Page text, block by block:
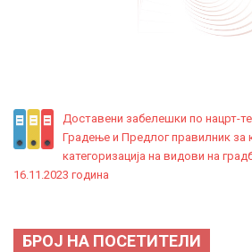
Доставени забелешки по нацрт-
Градење и Предлог правилник за
категоризација на видови на
16.11.2023 година
БРОЈ НА ПОСЕТИТЕЛИ